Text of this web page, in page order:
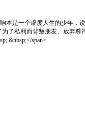
本是一个虚度人生的少年，
了私利而背叛朋友、放弃
&nbsp;</span>